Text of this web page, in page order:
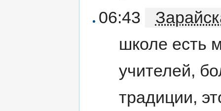
06:43
школе есть
учителей,
традиции,